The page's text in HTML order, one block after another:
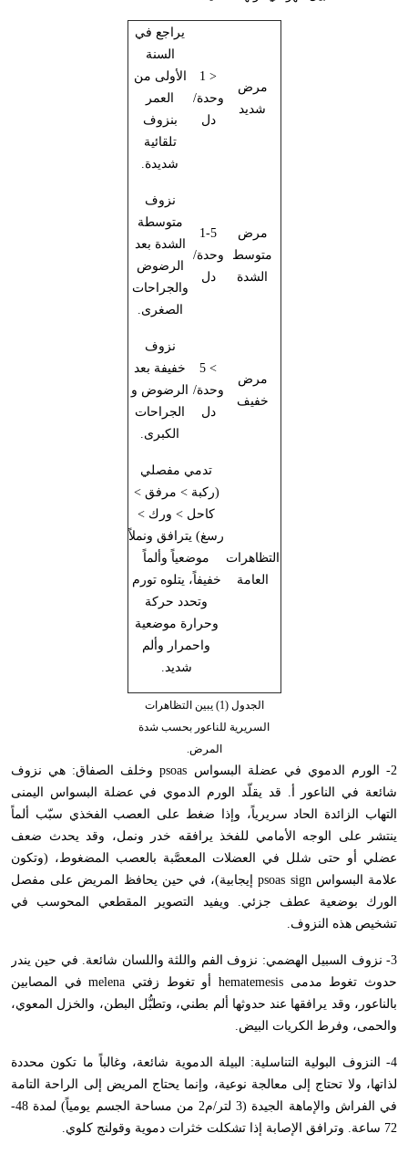
مرض
شديد
< 1
وحدة/
دل
يراجع في
السنة
الأولى من
العمر
بنزوف
تلقائية
شديدة.
مرض
متوسط
الشدة
1-5
وحدة/
دل
نزوف
متوسطة
الشدة بعد
الرضوض
والجراحات
الصغرى.
مرض
خفيف
> 5
وحدة/
دل
نزوف
خفيفة بعد
الرضوض و
الجراحات
الكبرى.
التظاهرات
العامة
تدمي مفصلي
(ركبة > مرفق >
كاحل > ورك >
رسغ) يترافق ونملاً
موضعياً وألماً
خفيفاً، يتلوه تورم
وتحدد حركة
وحرارة موضعية
واحمرار وألم
شديد.
الجدول (1) يبين التظاهرات
السريرية للناعور بحسب شدة
المرض.
2- الورم الدموي في عضلة البسواس psoasوخلف الصفاق: هي نزوف
شائعة في الناعور أ. قد يقلّد الورم الدموي في عضلة البسواس اليمنى
التهاب الزائدة الحاد سريرياً، وإذا ضغط على العصب الفخذي سبّب ألماً
ينتشر على الوجه الأمامي للفخذ يرافقه خدر ونمل، وقد يحدث ضعف
عضلي أو حتى شلل في العضلات المعصَّبة بالعصب المضغوط، (وتكون
علامة البسواسpsoas signإيجابية)، في حين يحافظ المريض على مفصل
الورك بوضعية عطف جزئي. ويفيد التصوير المقطعي المحوسب في
تشخيص هذه النزوف.
3- نزوف السبيل الهضمي: نزوف الفم واللثة واللسان شائعة. في حين يندر
حدوث تغوط مدمى hematemesisأو تغوط زفتي melenaفي المصابين
بالناعور، وقد يرافقها عند حدوثها ألم بطني، وتطبُّل البطن، والخزل المعوي،
والحمى، وفرط الكريات البيض.
4- النزوف البولية التناسلية: البيلة الدموية شائعة، وغالباً ما تكون محددة
لذاتها، ولا تحتاج إلى معالجة نوعية، وإنما يحتاج المريض إلى الراحة التامة
في الفراش والإماهة الجيدة (3 لتر/م2 من مساحة الجسم يومياً) لمدة 48-
72 ساعة. وترافق الإصابة إذا تشكلت خثرات دموية وقولنج كلوي.